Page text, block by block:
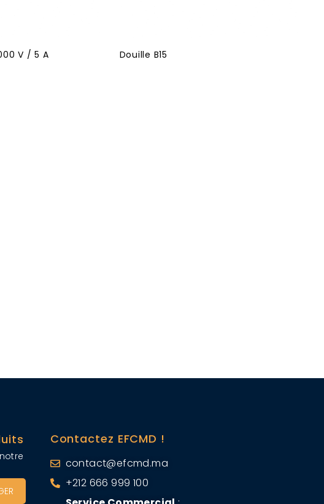
V / 5 A Douille B15
Contactez EFCMD !
contact@efcmd.ma
+212 666 999 100